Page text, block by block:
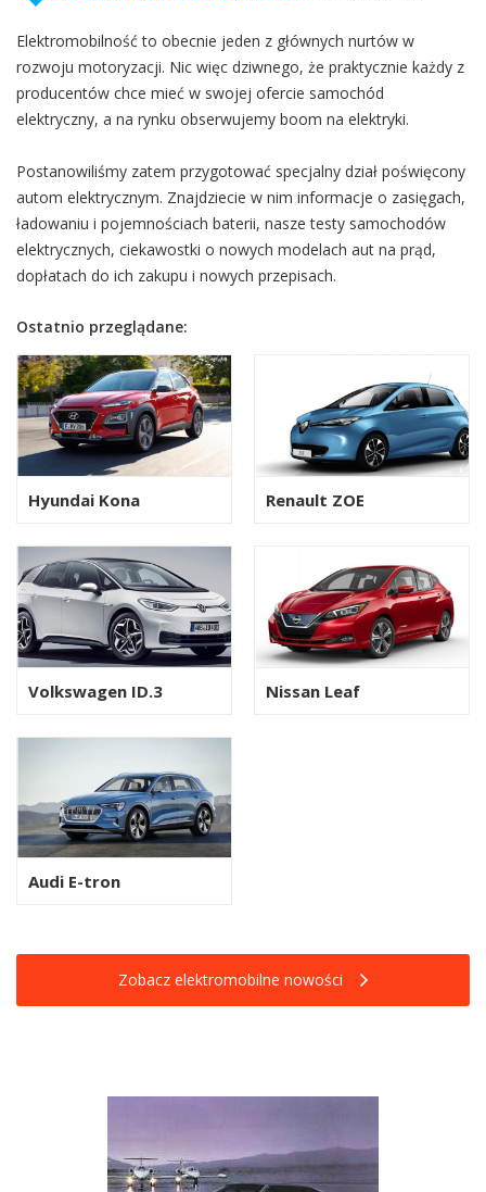
Elektromobilność to obecnie jeden z głównych nurtów w
rozwoju motoryzacji. Nic więc dziwnego, że praktycznie każdy z
producentów chce mieć w swojej ofercie samochód
elektryczny, a na rynku obserwujemy boom na elektryki.
Postanowiliśmy zatem przygotować specjalny dział poświęcony
autom elektrycznym. Znajdziecie w nim informacje o zasięgach,
ładowaniu i pojemnościach baterii, nasze testy samochodów
elektrycznych, ciekawostki o nowych modelach aut na prąd,
dopłatach do ich zakupu i nowych przepisach.
Ostatnio przeglądane:
Hyundai Kona Renault ZOE
Volkswagen ID.3 Nissan Leaf
Audi E-tron
Zobacz elektromobilne nowości